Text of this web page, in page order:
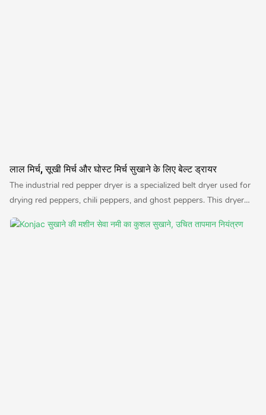
लाल मिर्च, सूखी मिर्च और घोस्ट मिर्च सुखाने के लिए बेल्ट ड्रायर
The industrial red pepper dryer is a specialized belt dryer used for
drying red peppers, chili peppers, and ghost peppers. This dryer
ensures efficient and uniform drying of the peppers, resulting in
high-quality dried products suitable for various culinary uses